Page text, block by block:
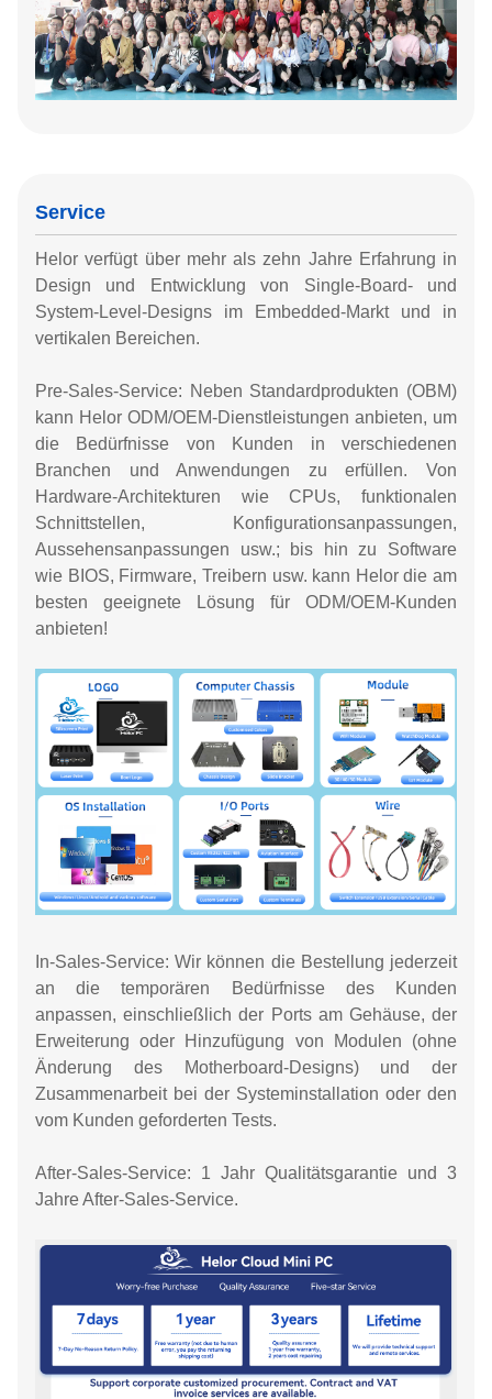
Service
Helor verfügt über mehr als zehn Jahre Erfahrung in
Design und Entwicklung von Single-Board- und
System-Level-Designs im Embedded-Markt und in
vertikalen Bereichen.
Pre-Sales-Service: Neben Standardprodukten (OBM)
kann Helor ODM/OEM-Dienstleistungen anbieten, um
die Bedürfnisse von Kunden in verschiedenen
Branchen und Anwendungen zu erfüllen. Von
Hardware-Architekturen wie CPUs, funktionalen
Schnittstellen, Konfigurationsanpassungen,
Aussehensanpassungen usw.; bis hin zu Software
wie BIOS, Firmware, Treibern usw. kann Helor die am
besten geeignete Lösung für ODM/OEM-Kunden
anbieten!
In-Sales-Service: Wir können die Bestellung jederzeit
an die temporären Bedürfnisse des Kunden
anpassen, einschließlich der Ports am Gehäuse, der
Erweiterung oder Hinzufügung von Modulen (ohne
Änderung des Motherboard-Designs) und der
Zusammenarbeit bei der Systeminstallation oder den
vom Kunden geforderten Tests.
After-Sales-Service: 1 Jahr Qualitätsgarantie und 3
Jahre After-Sales-Service.